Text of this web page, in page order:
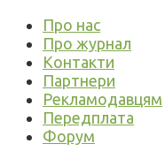
Про нас
Про журнал
Контакти
Партнери
Рекламодавцям
Передплата
Форум